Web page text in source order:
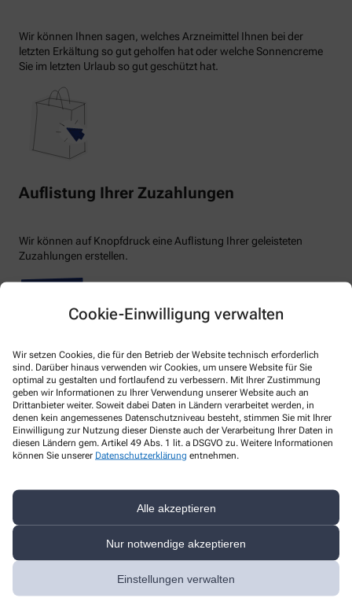
Cookie-Einwilligung verwalten
Wir setzen Cookies, die für den Betrieb der Website technisch erforderlich
sind. Darüber hinaus verwenden wir Cookies, um unsere Website für Sie
optimal zu gestalten und fortlaufend zu verbessern. Mit Ihrer Zustimmung
geben wir Informationen zu Ihrer Verwendung unserer Website auch an
Drittanbieter weiter. Soweit dabei Daten in Ländern verarbeitet werden, in
denen kein angemessenes Datenschutzniveau besteht, stimmen Sie mit Ihrer
Einwilligung zur Nutzung dieser Dienste auch der Verarbeitung Ihrer Daten in
diesen Ländern gem. Artikel 49 Abs. 1 lit. a DSGVO zu. Weitere Informationen
können Sie unserer Datenschutzerklärung entnehmen.
Alle akzeptieren
Nur notwendige akzeptieren
Einstellungen verwalten
Wir können Ihnen sagen, welches Arzneimittel Ihnen bei der
letzten Erkältung so gut geholfen hat oder welche Sonnencreme
Sie im letzten Urlaub so gut geschützt hat.
Auflistung Ihrer Zuzahlungen
Wir können auf Knopfdruck eine Auflistung Ihrer geleisteten
Zuzahlungen erstellen.
Nachweis Ihrer Befreiung
Wenn Sie einen Ausweis über die Befreiung der gesetzlichen
Zuzahlung haben, können wir diese Info speichern und Sie
müssen Ihren Ausweis nicht immer vorzeigen.
Kundenkarte beantragen
Anrede